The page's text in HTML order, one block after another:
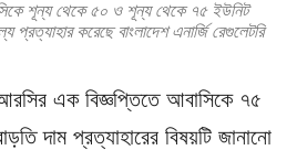
শূন্য থেকে ৫০ ও শূন্য থেকে ৭৫ ইউনিট
প্রত্যাহার করেছে বাংলাদেশ এনার্জি রেগুলেটরি
এক বিজ্ঞপ্তিতে আবাসিকে ৭৫
দাম প্রত্যাহারের বিষয়টি জানানো